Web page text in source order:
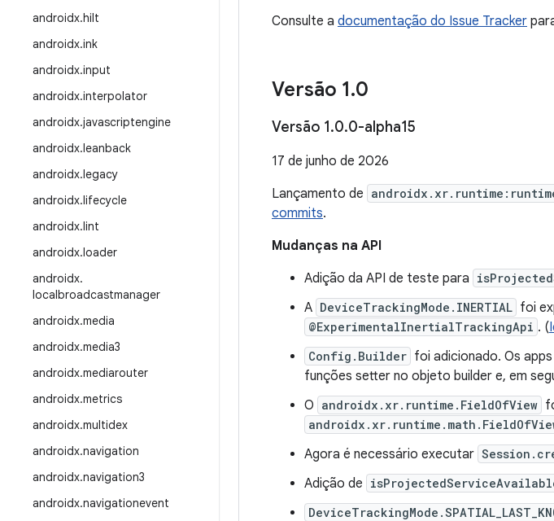
androidx.hilt
androidx.ink
androidx.input
androidx.interpolator
androidx.javascriptengine
androidx.leanback
androidx.legacy
androidx.lifecycle
androidx.lint
androidx.loader
androidx.
localbroadcastmanager
androidx.media
androidx.media3
androidx.mediarouter
androidx.metrics
androidx.multidex
androidx.navigation
androidx.navigation3
androidx.navigationevent
Consulte a documentação do Issue Tracker
Versão 1.0
Versão 1.0.0-alpha15
17 de junho de 2026
Lançamento de
commits.
Mudanças na API
Adição da API de teste para
A DeviceTrackingMode.INERTIAL foi
@ExperimentalInertialTrackingApi . (
Config.Builder foi adicionado. Os
funções setter no objeto builder e, em
O androidx.xr.runtime.FieldOfView
Agora é necessário executar
Adição de